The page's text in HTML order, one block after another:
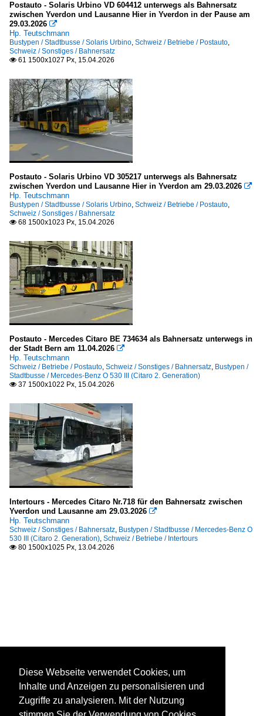
Postauto - Solaris Urbino VD 604412 unterwegs als Bahnersatz
zwischen Yverdon und Lausanne Hier in Yverdon in der Pause am
29.03.2026 
Hp. Teutschmann
Bustypen / Stadtbusse / Solaris Urbino, Schweiz / Betriebe / Postauto,
Schweiz / Sonstiges / Bahnersatz
 61 1500x1027 Px, 15.04.2026
Postauto - Solaris Urbino VD 305217 unterwegs als Bahnersatz
zwischen Yverdon und Lausanne Hier in Yverdon am 29.03.2026 
Hp. Teutschmann
Bustypen / Stadtbusse / Solaris Urbino, Schweiz / Betriebe / Postauto,
Schweiz / Sonstiges / Bahnersatz
 68 1500x1023 Px, 15.04.2026
Postauto - Mercedes Citaro BE 734634 als Bahnersatz unterwegs in
der Stadt Bern am 11.04.2026 
Hp. Teutschmann
Schweiz / Betriebe / Postauto, Schweiz / Sonstiges / Bahnersatz, Bustypen /
Stadtbusse / Mercedes-Benz O 530 III (Citaro 2. Generation)
 37 1500x1022 Px, 15.04.2026
Intertours - Mercedes Citaro Nr.718 für den Bahnersatz zwischen
Yverdon und Lausanne am 29.03.2026 
Hp. Teutschmann
Schweiz / Sonstiges / Bahnersatz, Bustypen / Stadtbusse / Mercedes-Benz O
530 III (Citaro 2. Generation), Schweiz / Betriebe / Intertours
 80 1500x1025 Px, 13.04.2026
Diese Webseite verwendet Cookies, um
Inhalte und Anzeigen zu personalisieren und
Zugriffe zu analysieren. Mit der Nutzung